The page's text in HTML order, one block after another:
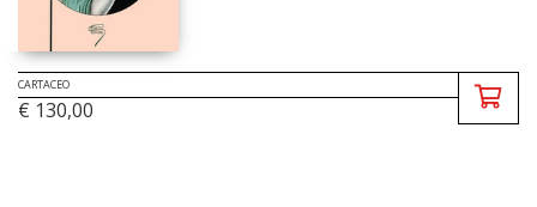
CARTACEO
€ 130,00